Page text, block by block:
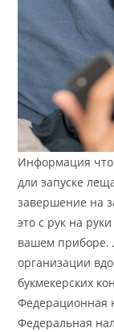
Информация что
дли запуске
завершение на
это с рук на
вашем приборе.
организации
букмекерских
Федерационная
Федеральная